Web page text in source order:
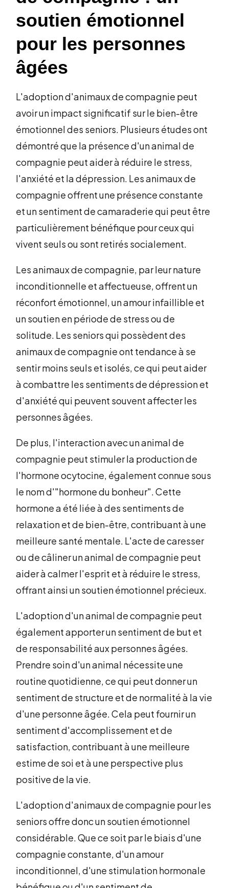
soutien émotionnel
pour les personnes
âgées
L'adoption d'animaux de compagnie peut
avoir un impact significatif sur le bien-être
émotionnel des seniors. Plusieurs études ont
démontré que la présence d'un animal de
compagnie peut aider à réduire le stress,
l'anxiété et la dépression. Les animaux de
compagnie offrent une présence constante
et un sentiment de camaraderie qui peut être
particulièrement bénéfique pour ceux qui
vivent seuls ou sont retirés socialement.
Les animaux de compagnie, par leur nature
inconditionnelle et affectueuse, offrent un
réconfort émotionnel, un amour infaillible et
un soutien en période de stress ou de
solitude. Les seniors qui possèdent des
animaux de compagnie ont tendance à se
sentir moins seuls et isolés, ce qui peut aider
à combattre les sentiments de dépression et
d'anxiété qui peuvent souvent affecter les
personnes âgées.
De plus, l'interaction avec un animal de
compagnie peut stimuler la production de
l'hormone ocytocine, également connue sous
le nom d'"hormone du bonheur". Cette
hormone a été liée à des sentiments de
relaxation et de bien-être, contribuant à une
meilleure santé mentale. L'acte de caresser
ou de câliner un animal de compagnie peut
aider à calmer l'esprit et à réduire le stress,
offrant ainsi un soutien émotionnel précieux.
L'adoption d'un animal de compagnie peut
également apporter un sentiment de but et
de responsabilité aux personnes âgées.
Prendre soin d'un animal nécessite une
routine quotidienne, ce qui peut donner un
sentiment de structure et de normalité à la vie
d'une personne âgée. Cela peut fournir un
sentiment d'accomplissement et de
satisfaction, contribuant à une meilleure
estime de soi et à une perspective plus
positive de la vie.
L'adoption d'animaux de compagnie pour les
seniors offre donc un soutien émotionnel
considérable. Que ce soit par le biais d'une
compagnie constante, d'un amour
inconditionnel, d'une stimulation hormonale